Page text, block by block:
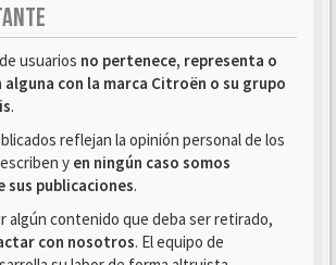
usuarios no pertenece, representa o
con la marca Citroën o su grupo
.
reflejan la opinión personal de los
y en ningún caso somos
sus publicaciones.
algún contenido que deba ser retirado,
con nosotros. El equipo de